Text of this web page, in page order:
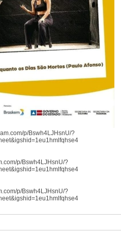
p/Bswh4LJHsnU/?
p/Bswh4LJHsnU/?
p/Bswh4LJHsnU/?